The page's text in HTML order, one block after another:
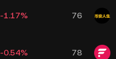
-1.17% 76
-0.54% 78